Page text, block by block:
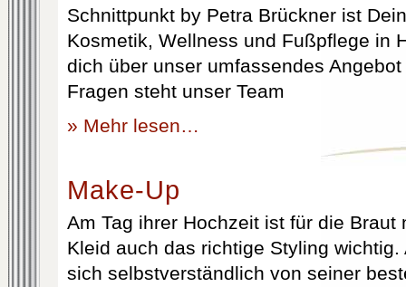
Schnittpunkt by Petra Brückner ist
Kosmetik, Wellness und Fußpflege in
dich über unser umfassendes
Fragen steht unser Team
» Mehr lesen…
Make-Up
Am Tag ihrer Hochzeit ist für die Braut
Kleid auch das richtige Styling
sich selbstverständlich von seiner